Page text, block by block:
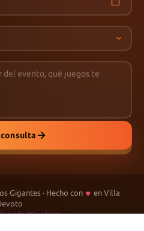
Gigantes · Hecho con ♥ en Villa
Cookies